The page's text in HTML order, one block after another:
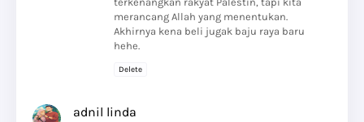
merancang Allah yang menentukan.
Akhirnya kena beli jugak baju raya baru
hehe.
Delete
adnil linda